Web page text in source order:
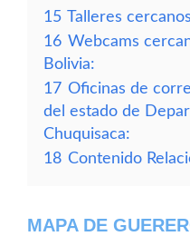
15 Talleres
16 Webcams
Bolivia:
17 Oficinas de
del estado de
Chuquisaca:
18 Contenido
MAPA DE